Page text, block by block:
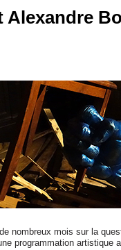
Alexandre
nombreux mois sur la
programmation artistique